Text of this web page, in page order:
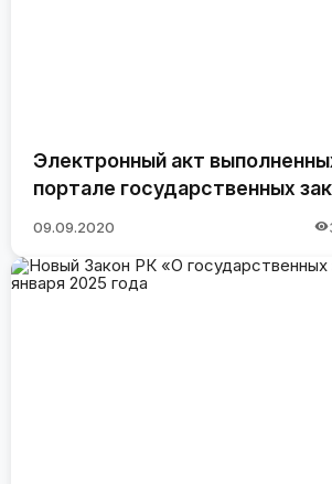
Электронный акт
портале государственных
09.09.2020